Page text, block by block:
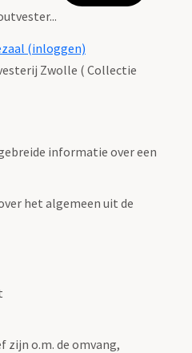
(inloggen)
Zwolle ( Collectie
informatie over een
het algemeen uit de
zijn o.m. de omvang,